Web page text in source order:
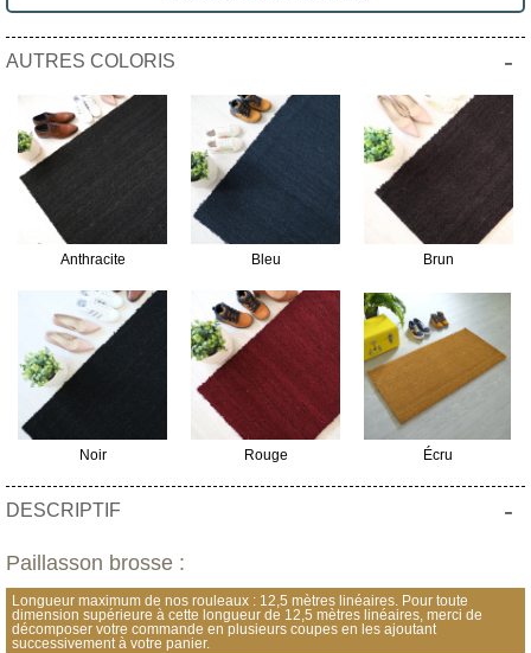
AUTRES COLORIS -
Anthracite Bleu Brun
Noir Rouge Écru
DESCRIPTIF -
Paillasson brosse :
Longueur maximum de nos rouleaux : 12,5 mètres linéaires. Pour toute
dimension supérieure à cette longueur de 12,5 mètres linéaires, merci de
décomposer votre commande en plusieurs coupes en les ajoutant
successivement à votre panier.